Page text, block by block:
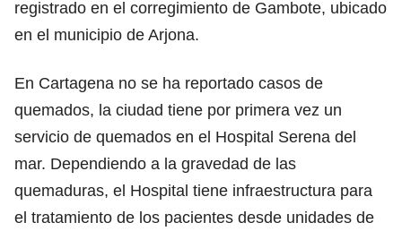
registrado en el corregimiento de Gambote, ubicado
en el municipio de Arjona.
En Cartagena no se ha reportado casos de
quemados, la ciudad tiene por primera vez un
servicio de quemados en el Hospital Serena del
mar. Dependiendo a la gravedad de las
quemaduras, el Hospital tiene infraestructura para
el tratamiento de los pacientes desde unidades de